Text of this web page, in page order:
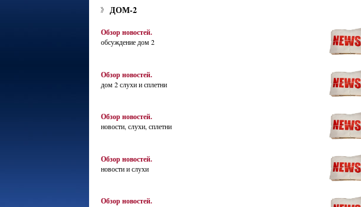
ДОМ-2
Обзор новостей.
обсуждение дом 2
Обзор новостей.
дом 2 слухи и сплетни
Обзор новостей.
новости, слухи, сплетни
Обзор новостей.
новости и слухи
Обзор новостей.